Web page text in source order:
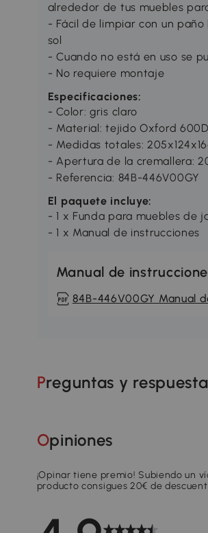
alrededor de tus muebles
- Fácil de limpiar con un
sol
- Cuando no está en uso se
- No requiere montaje
Especificaciones:
- Color: gris claro
- Material: tejido Oxford
- Medidas totales:
- Apertura de la cremallera:
- Referencia: 84B-446V00GY
El paquete incluye:
- 1 x Funda para muebles de
- 1 x Manual de instrucciones
Manual de
84B-446V00GY Manual
Preguntas y
Opiniones
¡Opinar tiene premio! Subiendo un
producto consigues 20€ de